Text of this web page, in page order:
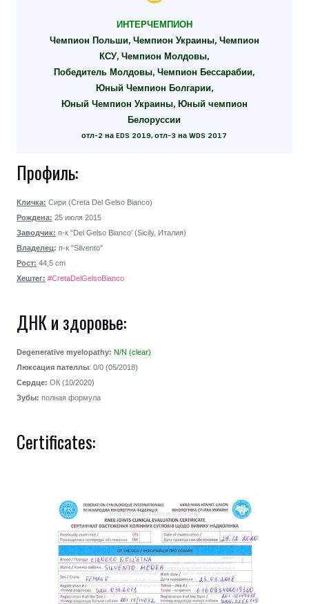
ИНТЕРЧЕМПИОН
Чемпион Польши, Чемпион Украины, Чемпион
КСУ, Чемпион Молдовы,
Победитель Молдовы, Чемпион Бессарабии,
Юный Чемпион Болгарии,
Юный Чемпион Украины, Юный чемпион
Белоруссии
отл-2 на EDS 2019, отл-3 на WDS 2017
Профиль:
Кличка: Сири (Creta Del Gelso Bianco)
Рождена: 25 июля 2015
Заводчик: п-к "Del Gelso Bianco' (Sicily, Италия)
Владелец: п-к "Silvento"
Рост: 44,5 cm
Хештег: #CretaDelGelsoBianco
ДНК и здоровье:
Degenerative myelopathy: N/N (clear)
Люксация пателлы: 0/0 (05/2018)
Сердце: ОК (10/2020)
Зубы: полная формула
Certificates: